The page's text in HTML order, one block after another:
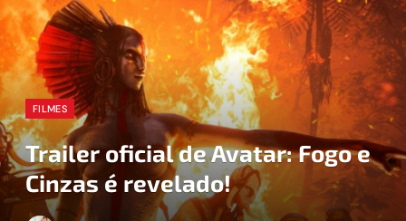
FILMES
Trailer oficial de Avatar: Fogo e
Cinzas é revelado!